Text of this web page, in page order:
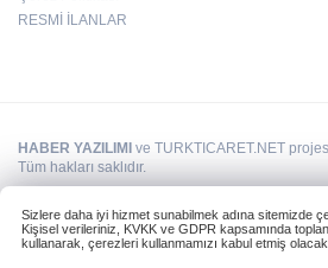
RESMİ İLANLAR
HABER YAZILIMI ve TURKTICARET.NET
Tüm hakları saklıdır.
Sizlere daha iyi hizmet sunabilmek adına sitemizde
Kişisel verileriniz, KVKK ve GDPR kapsamında
kullanarak, çerezleri kullanmamızı kabul etmiş